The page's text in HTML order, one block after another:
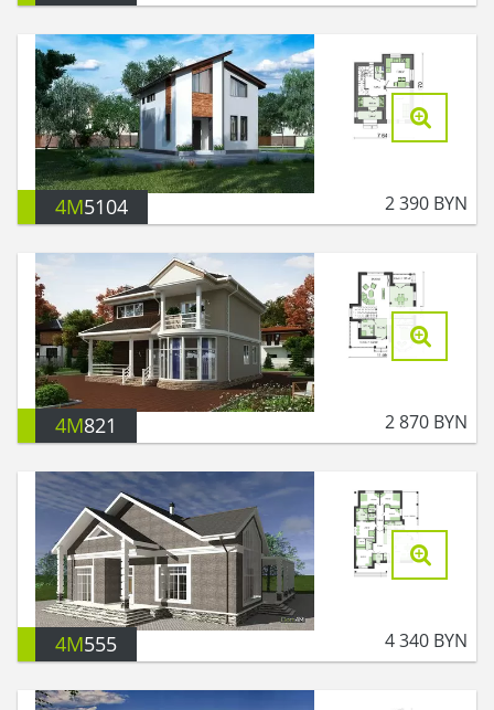
4M5104 2 390 BYN
4M821 2 870 BYN
4M555 4 340 BYN